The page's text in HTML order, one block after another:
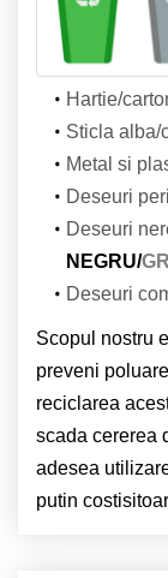
Hartie/
Sticla alba/
Metal si
Deseuri
Deseuri
NEGRU/GRI
Deseuri
Scopul nostru
preveni
reciclarea
scada cererea
adesea
putin